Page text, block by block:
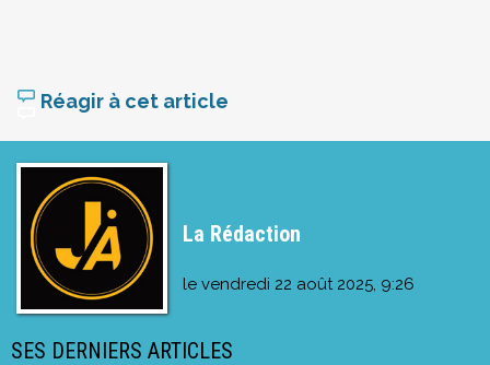
Réagir à cet article
La Rédaction
le vendredi 22 août 2025, 9:26
SES DERNIERS ARTICLES